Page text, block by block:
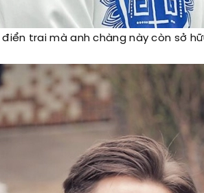
trai mà anh chàng này còn sở